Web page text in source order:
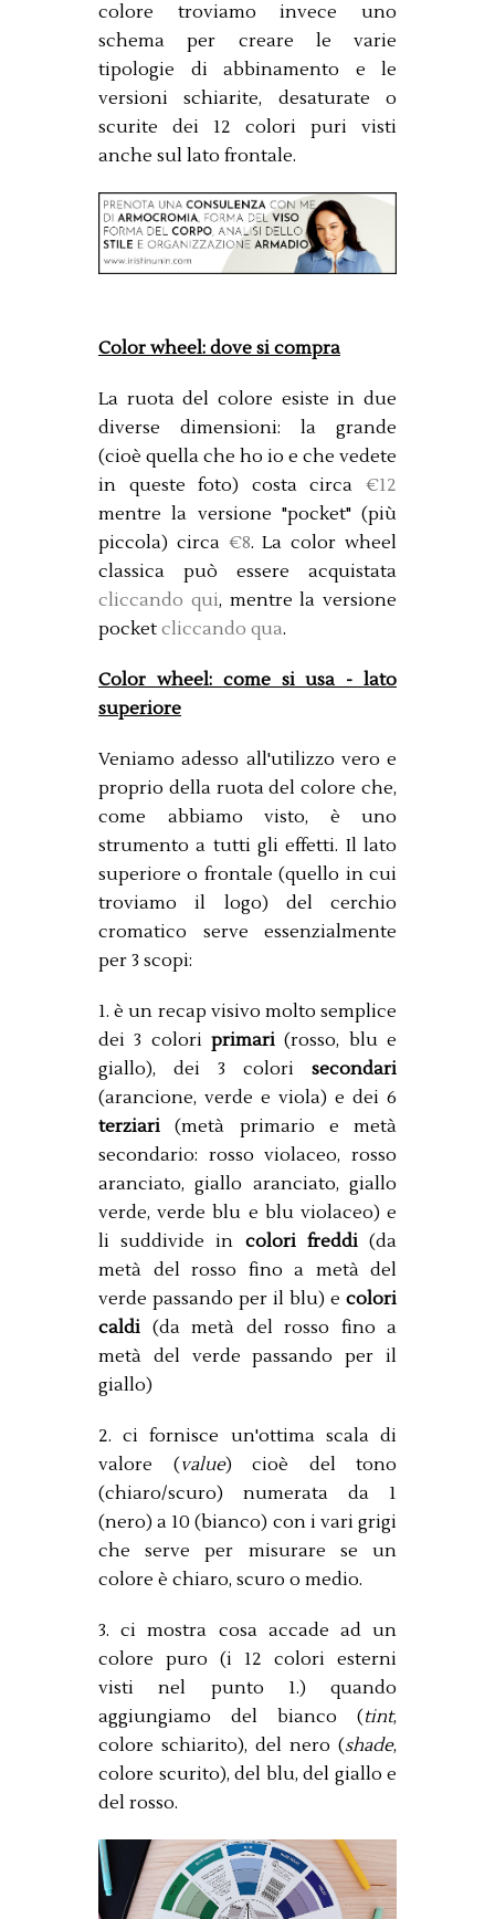
colore troviamo invece uno
schema per creare le varie
tipologie di abbinamento e le
versioni schiarite, desaturate o
scurite dei 12 colori puri visti
anche sul lato frontale.
Color wheel: dove si compra
La ruota del colore esiste in due
diverse dimensioni: la grande
(cioè quella che ho io e che vedete
in queste foto) costa circa €12
mentre la versione "pocket" (più
piccola) circa €8. La color wheel
classica può essere acquistata
cliccando qui, mentre la versione
pocket cliccando qua.
Color wheel: come si usa - lato
superiore
Veniamo adesso all'utilizzo vero e
proprio della ruota del colore che,
come abbiamo visto, è uno
strumento a tutti gli effetti. Il lato
superiore o frontale (quello in cui
troviamo il logo) del cerchio
cromatico serve essenzialmente
per 3 scopi:
1. è un recap visivo molto semplice
dei 3 colori primari (rosso, blu e
giallo), dei 3 colori secondari
(arancione, verde e viola) e dei 6
terziari (metà primario e metà
secondario: rosso violaceo, rosso
aranciato, giallo aranciato, giallo
verde, verde blu e blu violaceo) e
li suddivide in colori freddi(da
metà del rosso fino a metà del
verde passando per il blu) e colori
caldi (da metà del rosso fino a
metà del verde passando per il
giallo)
2. ci fornisce un'ottima scala di
valore (value) cioè del tono
(chiaro/scuro) numerata da 1
(nero) a 10 (bianco) con i vari grigi
che serve per misurare se un
colore è chiaro, scuro o medio.
3. ci mostra cosa accade ad un
colore puro (i 12 colori esterni
visti nel punto 1.) quando
aggiungiamo del bianco (tint,
colore schiarito), del nero (shade,
colore scurito), del blu, del giallo e
del rosso.